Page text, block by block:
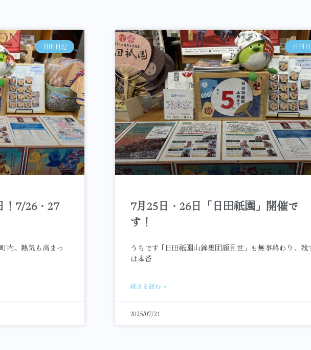
日田日記
！7/26・27
内、熱気も高まっ
日田
7月25日・26日「日田祇園」開催で
す！
うちです ｢日田祇園山鉾集団顔見世」も無事終わり、残
は本番
続きを読む »
2025/07/21